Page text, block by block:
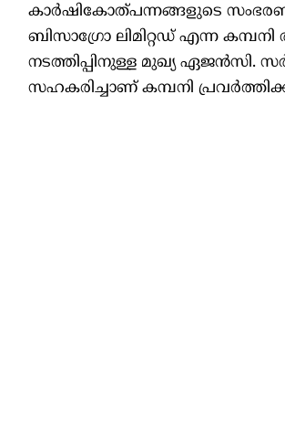
കാർഷികോത്പന്നങ്ങളുടെ
ബിസാഗ്രോ ലിമിറ്റഡ് എന്ന
നടത്തിപ്പിനുള്ള മുഖ്യ ഏജൻസി.
സഹകരിച്ചാണ് കമ്പനി